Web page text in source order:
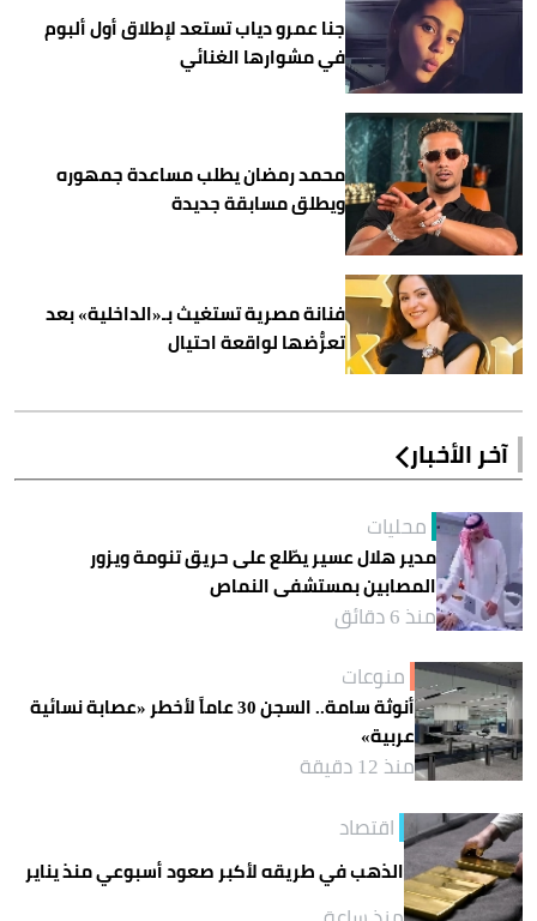
جنا عمرو دياب تستعد لإطلاق أول ألبوم
في مشوارها الغنائي
محمد رمضان يطلب مساعدة جمهوره
ويطلق مسابقة جديدة
فنانة مصرية تستغيث بـ«الداخلية» بعد
تعرُّضها لواقعة احتيال
آخر الأخبار
محليات
مدير هلال عسير يطّلع على حريق تنومة ويزور
المصابين بمستشفى النماص
منذ 6 دقائق
منوعات
أنوثة سامة.. السجن 30 عاماً لأخطر «عصابة نسائية
عربية»
منذ 12 دقيقة
اقتصاد
الذهب في طريقه لأكبر صعود أسبوعي منذ يناير